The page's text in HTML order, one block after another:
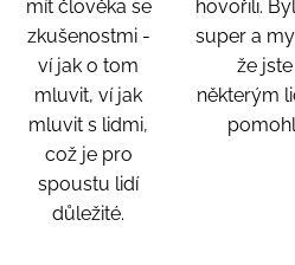
mít člověka se
zkušenostmi -
ví jak o tom
mluvit, ví jak
mluvit s lidmi,
což je pro
spoustu lidí
důležité.
hovořili.
super a
že jste
některým